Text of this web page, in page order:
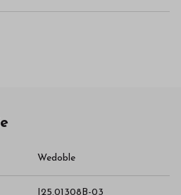
Wedoble
I25.01308B-03